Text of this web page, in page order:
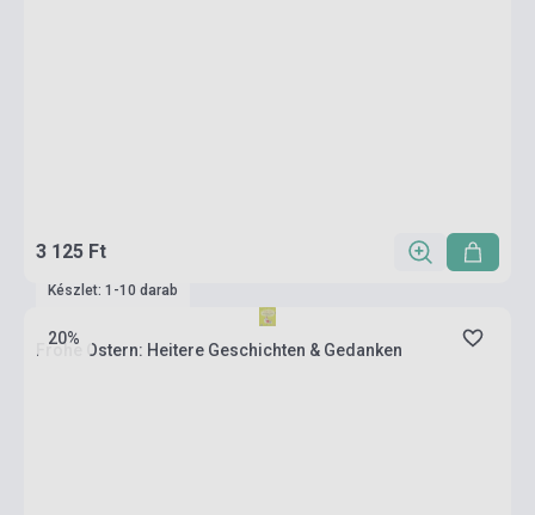
3 125 Ft
20%
Készlet: 1-10 darab
Frohe Ostern: Heitere Geschichten & Gedanken